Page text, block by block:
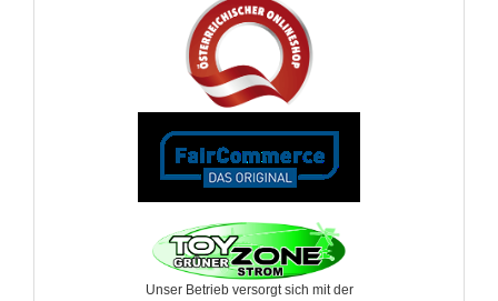
Unser Betrieb versorgt sich mit der